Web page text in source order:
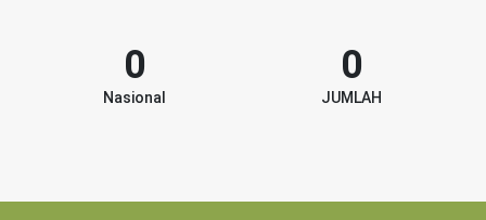
Nasional
0
JUMLAH
0